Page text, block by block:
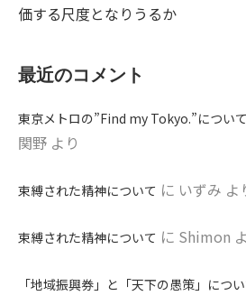
価する尺度となりうるか
最近のコメント
東京メトロの”Find my Tokyo.”について
関野 より
束縛された精神について に いずみ よ
束縛された精神について に Shimon
「地域振興券」と「天下の愚策」につ